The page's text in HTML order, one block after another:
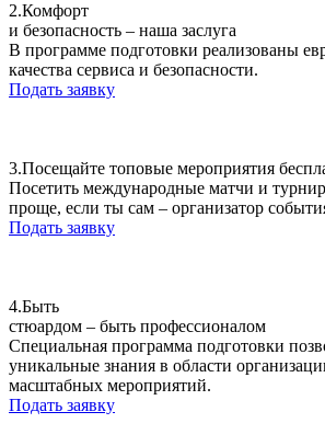
2.Комфорт
и безопасность – наша заслуга
В программе подготовки реализованы
качества сервиса и безопасности.
Подать заявку
3.Посещайте топовые мероприятия
Посетить международные матчи и
проще, если ты сам – организатор
Подать заявку
4.Быть
стюардом – быть профессионалом
Специальная программа подготовки
уникальные знания в области
масштабных мероприятий.
Подать заявку